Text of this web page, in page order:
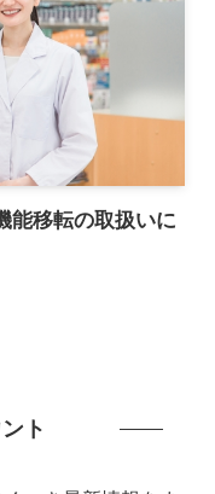
能移転の取扱いに
ト